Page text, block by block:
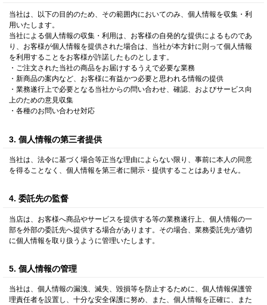
当社は、以下の目的のため、その範囲内においてのみ、個人情報を収集・利
用いたします。
当社による個人情報の収集・利用は、お客様の自発的な提供によるものであ
り、お客様が個人情報を提供された場合は、当社が本方針に則って個人情報
を利用することをお客様が許諾したものとします。
・ご注文された当社の商品をお届けするうえで必要な業務
・新商品の案内など、お客様に有益かつ必要と思われる情報の提供
・業務遂行上で必要となる当社からの問い合わせ、確認、およびサービス向
上のための意見収集
・各種のお問い合わせ対応
3. 個人情報の第三者提供
当社は、法令に基づく場合等正当な理由によらない限り、事前に本人の同意
を得ることなく、個人情報を第三者に開示・提供することはありません。
4. 委託先の監督
当店は、お客様へ商品やサービスを提供する等の業務遂行上、個人情報の一
部を外部の委託先へ提供する場合があります。その場合、業務委託先が適切
に個人情報を取り扱うように管理いたします。
5. 個人情報の管理
当社は、個人情報の漏洩、滅失、毀損等を防止するために、個人情報保護管
理責任者を設置し、十分な安全保護に努め、また、個人情報を正確に、また